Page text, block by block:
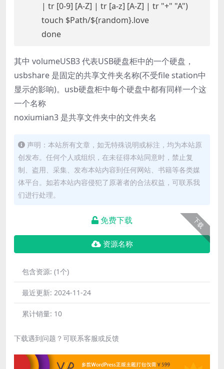
| tr [0-9] [A-Z] | tr [a-z] [A-Z] | tr "+" "A")
touch $Path/${random}.love
done
其中 volumeUSB3 代表USB硬盘柜中的一个硬盘，
usbshare 是固定的共享文件夹名称(不受file station中
显示的影响)。usb硬盘柜中每个硬盘中都有同样一个这
一个名称
noxiumian3 是共享文件夹中的文件夹名
声明：本站所有文章，如无特殊说明或标注，均为本站原
创发布。任何个人或组织，在未征得本站同意时，禁止复
制、盗用、采集、发布本站内容到任何网站、书籍等各类媒
体平台。如若本站内容侵犯了原著者的合法权益，可联系我
们进行处理。
下载
免费下载
资源名称
包含资源: (1个)
最近更新: 2024-11-24
累计销量: 10
下载遇到问题？可联系客服或反馈